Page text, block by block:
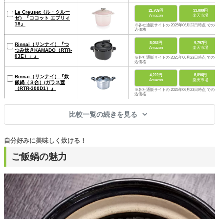
Le Creuset（ル・クルー
ゼ）『ココット エブリィ
18』
21,709円
Amazon
33,000円
楽天市場
※各社通販サイトの 2025年06月23日時点 での税
込価格
Rinnai（リンナイ）『つ
つみ炊きKAMADO（RTR-
03E）」』
8,052円
Amazon
9,797円
楽天市場
※各社通販サイトの 2025年06月23日時点 での税
込価格
Rinnai（リンナイ）『炊
飯鍋（３合）/ガラス蓋
（RTR-300D1）』
4,222円
Amazon
5,896円
楽天市場
※各社通販サイトの 2025年06月23日時点 での税
込価格
比較一覧の続きを見る
ご飯鍋の魅力
自分好みに美味しく炊ける！